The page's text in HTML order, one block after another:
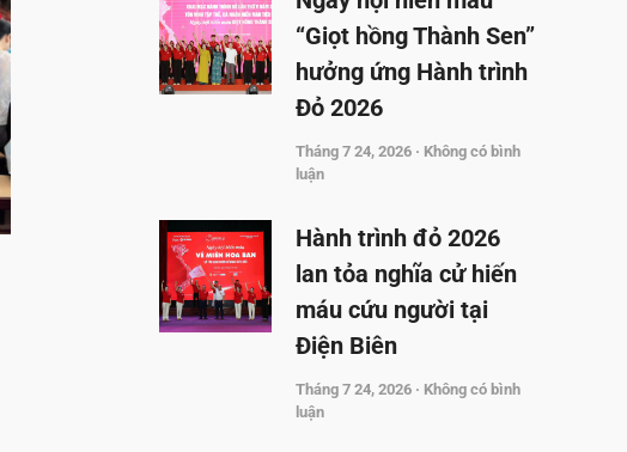
“Giọt hồng Thành Sen”
hưởng ứng Hành trình
Đỏ 2026
Tháng 7 24, 2026
Không có bình
luận
Hành trình đỏ 2026
lan tỏa nghĩa cử hiến
máu cứu người tại
Điện Biên
Tháng 7 24, 2026
Không có bình
luận